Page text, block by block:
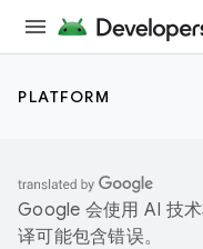
PLATFORM
Google 会使用 AI 技
译可能包含错误。